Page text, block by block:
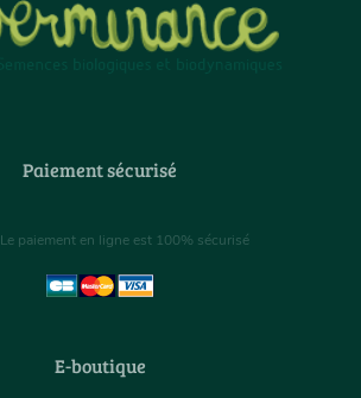
Paiement sécurisé
Le paiement en ligne est 100% sécurisé
E-boutique